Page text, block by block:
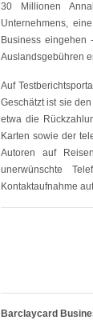
30 Millionen
Unternehmens,
Business eingehen
Auslandsgebühren
Auf
Geschätzt ist sie
etwa die
Karten sowie der
Autoren auf
unerwünschte
Kontaktaufnahme
Barclaycard